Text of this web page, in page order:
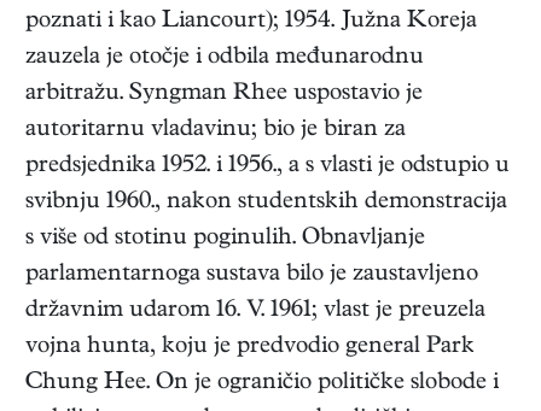
poznati i kao Liancourt); 1954. Južna Koreja
zauzela je otočje i odbila međunarodnu
arbitražu. Syngman Rhee uspostavio je
autoritarnu vladavinu; bio je biran za
predsjednika 1952. i 1956., a s vlasti je odstupio u
svibnju 1960., nakon studentskih demonstracija
s više od stotinu poginulih. Obnavljanje
parlamentarnoga sustava bilo je zaustavljeno
državnim udarom 16. V. 1961; vlast je preuzela
vojna hunta, koju je predvodio general Park
Chung Hee. On je ograničio političke slobode i